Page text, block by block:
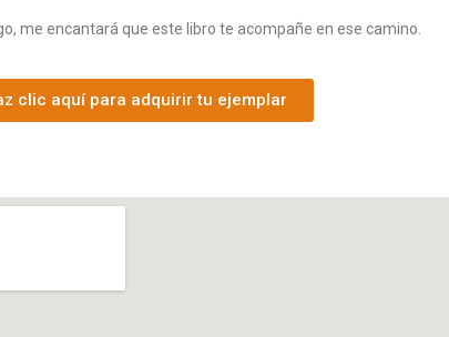
me encantará que este libro te acompañe en ese camino.
clic aquí para adquirir tu ejemplar